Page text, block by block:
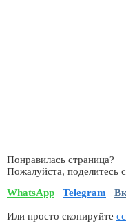
Понравилась страница?
Пожалуйста, поделитесь
WhatsApp
Telegram
Или просто скопируйте